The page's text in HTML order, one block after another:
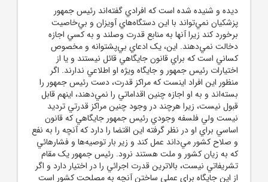
ديده و شنيده شده است که افرادي گفته‌اند رئيس ‌جمهور
پزشکيان نمي‌تواند با اين دستگاه‌هاي آويزان و بي‌‌خاصيت
برخورد کند زيرا آنها به منابع قدرت وصلند و به کسي اجازه
دخالت نمي‌دهند. اين، يک ادعاي بي‌پشتوانه و مخصوص
کساني است که براي قانون جايگاهي قائل نيستند و يا از
اختيارات رئيس ‌جمهور و جايگاه ويژه او اطلاعي ندارند. اگر
منظور اين افراد اينست که مراکز قدرت، دست رئيس‌ جمهور را
بسته‌اند و به او اجازه چنين اقداماتي را نمي‌دهند، اينهم قابل
قبول نيست، زيرا هرچند در وجود چنين مراکز قدرتي ترديد
نيست ولي فلسفه وجودي رئيس ‌جمهور جايگاهي که قانون
اساسي براي او در نظر گرفته اين اقتضا را دارد که آنچه را به نفع
و صلاح کشور مي‌داند عمل کند و زير بار توصيه‌ها و فشارهائي
که به زيان کشور و ملت هستند نرود. رئيس ‌جمهور يک مقام
تشريفاتي نيست، بالاترين قدرت اجرائي را در اختيار دارد و اگر
از اين جايگاه براي عملي ساختن آنچه به مصلحت کشور است